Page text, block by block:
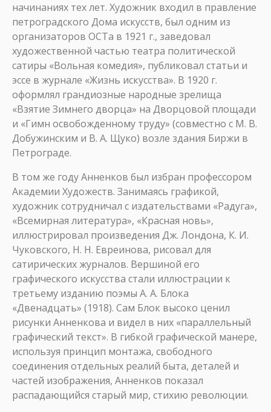
начинаниях тех лет. Художник входил в правление
петроградского Дома искусств, был одним из
организаторов ОСТа в 1921 г., заведовал
художественной частью театра политической
сатиры «Вольная комедия», публиковал статьи и
эссе в журнале «Жизнь искусства». В 1920 г.
оформлял грандиозные народные зрелища
«Взятие Зимнего дворца» на Дворцовой площади
и «Гимн освобожденному труду» (совместно с М. В.
Добужинским и В. А. Щуко) возле здания Биржи в
Петрограде.
В том же году Анненков был избран профессором
Академии Художеств. Занимаясь графикой,
художник сотрудничал с издательствами «Радуга»,
«Всемирная литература», «Красная новь»,
иллюстрировал произведения Дж. Лондона, К. И.
Чуковского, Н. Н. Евреинова, рисовал для
сатирических журналов. Вершиной его
графического искусства стали иллюстрации к
третьему изданию поэмы А. А. Блока
«Двенадцать» (1918). Сам Блок высоко ценил
рисунки Анненкова и видел в них «параллельный
графический текст». В гибкой графической манере,
используя принцип монтажа, свободного
соединения отдельных реалий быта, деталей и
частей изображения, Анненков показал
распадающийся старый мир, стихию революции.